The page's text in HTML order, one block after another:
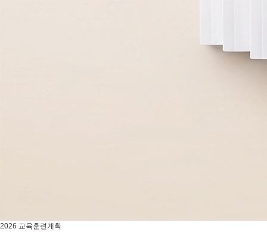
2026 교육훈련계획